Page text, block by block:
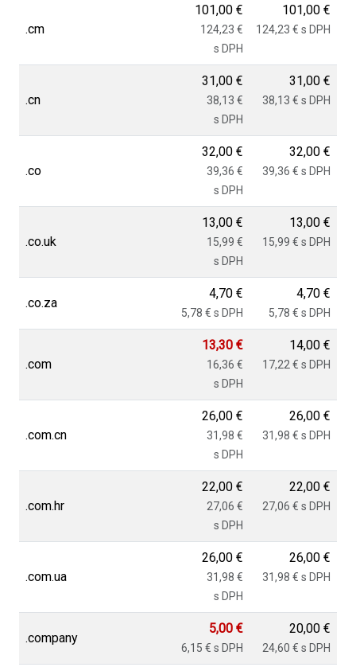
.cm
101,00 €
124,23 €
s DPH
101,00 €
124,23 € s DPH
.cn
31,00 €
38,13 €
s DPH
31,00 €
38,13 € s DPH
.co
32,00 €
39,36 €
s DPH
32,00 €
39,36 € s DPH
.co.uk
13,00 €
15,99 €
s DPH
13,00 €
15,99 € s DPH
.co.za
4,70 €
5,78 € s DPH
4,70 €
5,78 € s DPH
.com
13,30 €
16,36 €
s DPH
14,00 €
17,22 € s DPH
.com.cn
26,00 €
31,98 €
s DPH
26,00 €
31,98 € s DPH
.com.hr
22,00 €
27,06 €
s DPH
22,00 €
27,06 € s DPH
.com.ua
26,00 €
31,98 €
s DPH
26,00 €
31,98 € s DPH
.company
5,00 €
6,15 € s DPH
20,00 €
24,60 € s DPH